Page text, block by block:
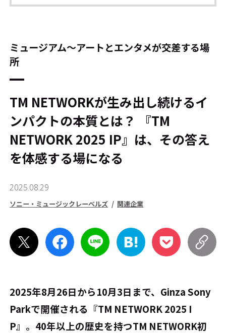
ミュージアム～アートとエンタメが交差する場
所
TM NETWORKが生み出し続けるイ
ンパクトの本質とは？ 『TM
NETWORK 2025 IP』は、その答え
を体感する場になる
2025.08.29
ソニー・ミュージックレーベルズ 関連企業
2025年8月26日から10月3日まで、Ginza Sony
Parkで開催される『TM NETWORK 2025 I
P』。40年以上の歴史を持つTM NETWORK初